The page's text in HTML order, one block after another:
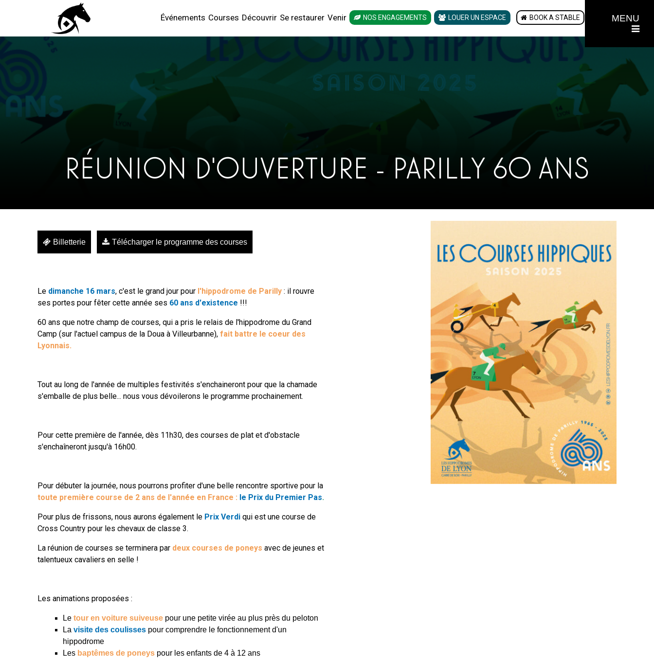
MENU
Événements Courses Découvrir Se restaurer Venir NOS ENGAGEMENTS LOUER UN ESPACE BOOK A STABLE
RÉUNION D'OUVERTURE - PARILLY 60 ANS
Billetterie Télécharger le programme des courses
Le dimanche 16 mars, c'est le grand jour pour l'hippodrome de Parilly : il rouvre
ses portes pour fêter cette année ses 60 ans d'existence !!!
60 ans que notre champ de courses, qui a pris le relais de l'hippodrome du Grand
Camp (sur l'actuel campus de la Doua à Villeurbanne), fait battre le coeur des
Lyonnais.
Tout au long de l'année de multiples festivités s'enchaineront pour que la chamade
s'emballe de plus belle... nous vous dévoilerons le programme prochainement.
Pour cette première de l'année, dès 11h30, des courses de plat et d'obstacle
s'enchaîneront jusqu'à 16h00.
Pour débuter la journée, nous pourrons profiter d'une belle rencontre sportive pour la
toute première course de 2 ans de l'année en France : le Prix du Premier Pas.
Pour plus de frissons, nous aurons également le Prix Verdi qui est une course de
Cross Country pour les chevaux de classe 3.
La réunion de courses se terminera par deux courses de poneys avec de jeunes et
talentueux cavaliers en selle !
Les animations proposées :
Le tour en voiture suiveuse pour une petite virée au plus près du peloton
La visite des coulisses pour comprendre le fonctionnement d'un
hippodrome
Les baptêmes de poneys pour les enfants de 4 à 12 ans